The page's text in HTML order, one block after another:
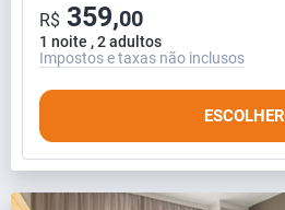
1 noite , 2 adultos
R$ 359,00
Impostos e taxas não inclusos
ESCOLHER